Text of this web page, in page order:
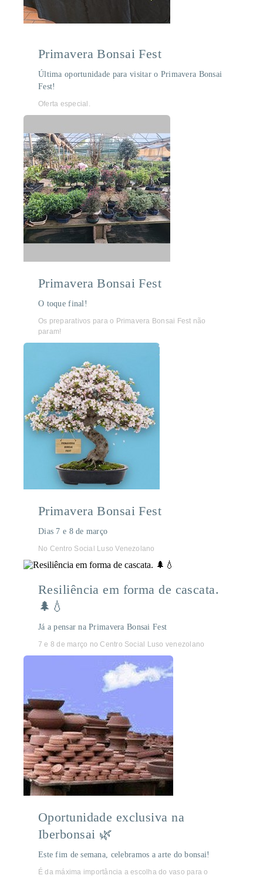
Primavera Bonsai Fest
Última oportunidade para visitar o Primavera Bonsai
Fest!
Oferta especial.
Primavera Bonsai Fest
O toque final!
Os preparativos para o Primavera Bonsai Fest não
param!
Primavera Bonsai Fest
Dias 7 e 8 de março
No Centro Social Luso Venezolano
Resiliência em forma de cascata.
🌲💧
Já a pensar na Primavera Bonsai Fest
7 e 8 de março no Centro Social Luso venezolano
Oportunidade exclusiva na
Iberbonsai 🌿
Este fim de semana, celebramos a arte do bonsai!
É da máxima importância a escolha do vaso para o